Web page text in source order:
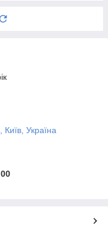
Київ, Україна